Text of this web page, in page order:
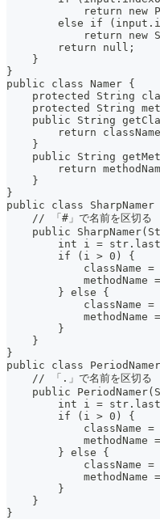
return new
else if
return new
        return null;
    }
}
public class Namer {
protected String
protected String
public String
return
    }
public String
return
    }
}
public class SharpNamer
    // 「#」で名前を区切る
public
int i =
        if (i > 0) {
className =
methodName
        } else {
className =
methodName
        }
    }
}
public class
    // 「.」で名前を区切る
public
int i =
        if (i > 0) {
className =
methodName
        } else {
className =
methodName
        }
    }
}